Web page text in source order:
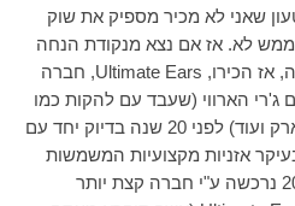
שאני לא מכיר מספיק את שוק
ממש לא. אז אם נצא מנקודת הנחה
אז הכירו, Ultimate Ears, חברה
ג'רי הארווי (שעבד עם להקות כמו
ואן הלן, קיס, מוריסי, לינקין פארק ועוד) לפני 20 שנה בדיוק יחד עם
אזניות מקצועיות המשמשות
מוזיקאים בהופעות ובשנת 2008 נרכשה ע"י חברה קצת יותר